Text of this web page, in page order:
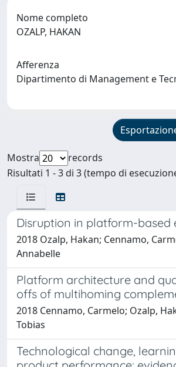
Nome completo
OZALP, HAKAN
Afferenza
Dipartimento di Management e
Mostra
records
Risultati 1 - 3 di 3 (tempo di
Disruption in platform-based
2018 Ozalp, Hakan; Cennamo,
Annabelle
Platform architecture and
offs of multihoming
2018 Cennamo, Carmelo; Ozalp,
Tobias
Technological change,